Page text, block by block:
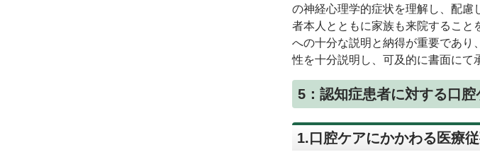
の神経心理学的症状を理解し、配慮
者本人とともに家族も来院すること
への十分な説明と納得が重要であり
性を十分説明し、可及的に書面にて
5：認知症患者に対する口
1.口腔ケアにかかわる医療